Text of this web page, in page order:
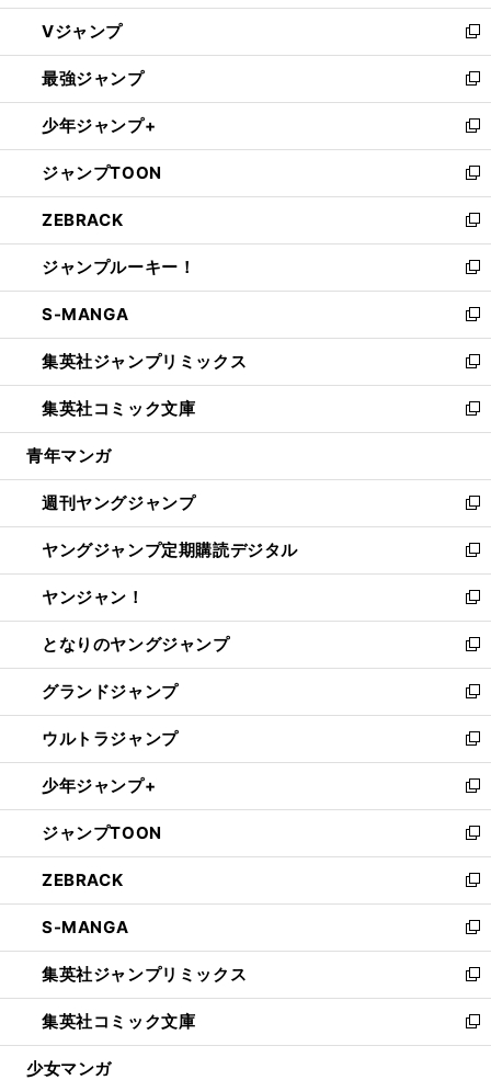
ウ
ィ
ン
ド
ウ
で
開
く
し
い
ウ
ィ
ン
ド
ウ
で
開
く
Vジャンプ
新
し
い
ウ
ィ
ン
ド
ウ
で
開
く
最強ジャンプ
新
し
い
ウ
ィ
ン
ド
ウ
で
開
く
少年ジャンプ+
新
し
い
ウ
ィ
ン
ド
ウ
で
開
く
ジャンプTOON
新
し
い
ウ
ィ
ン
ド
ウ
で
開
く
ZEBRACK
新
し
い
ウ
ィ
ン
ド
ウ
で
開
ジャンプルーキー！
新
し
い
ウ
ィ
ン
ド
ウ
開
く
S-MANGA
新
し
い
ウ
ィ
ン
ウ
で
開
く
集英社ジャンプリミックス
新
し
い
ウ
ン
ド
ウ
で
開
く
集英社コミック文庫
新
し
ウ
ィ
ン
ド
ウ
で
開
く
青年マンガ
週刊ヤングジャンプ
新
し
い
ウ
ィ
ン
ド
ウ
で
開
く
ヤングジャンプ定期購読デジタル
新
し
い
ウ
ィ
ン
ド
ウ
で
開
く
ヤンジャン！
新
し
い
ウ
ィ
ン
ド
ウ
で
開
く
となりのヤングジャンプ
新
し
い
ウ
ィ
ン
ド
ウ
で
開
く
グランドジャンプ
新
し
い
ウ
ィ
ン
ド
ウ
で
開
く
ウルトラジャンプ
新
し
い
ウ
ィ
ン
ド
ウ
で
開
く
少年ジャンプ+
新
し
い
ウ
ィ
ン
ド
ウ
で
開
く
ジャンプTOON
新
し
い
ウ
ィ
ン
ド
ウ
で
開
ZEBRACK
新
し
い
ウ
ィ
ン
ド
ウ
S-MANGA
新
し
い
ウ
ィ
ン
集英社ジャンプリミックス
新
し
い
ウ
集英社コミック文庫
新
し
少女マンガ